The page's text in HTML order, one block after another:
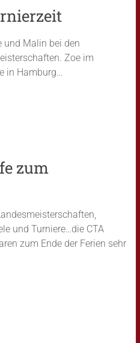
und Malin bei den
Zoe im
in Hamburg…
zum
und Turniere…die CTA
zum Ende der Ferien sehr